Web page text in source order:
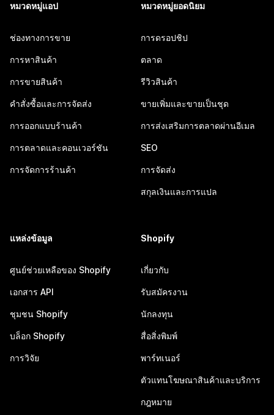
หมวดหมู่แอป
ช่องทางการขาย
การหาสินค้า
การขายสินค้า
คำสั่งซื้อและการจัดส่ง
การออกแบบร้านค้า
การตลาดและคอนเวอร์ชัน
การจัดการร้านค้า
หมวดหมู่ยอดนิยม
การดรอปชิป
ตลาด
รีวิวสินค้า
ขายเพิ่มและขายเป็นชุด
การส่งเสริมการตลาดผ่านอีเมล
SEO
การจัดส่ง
สกุลเงินและการแปล
แหล่งข้อมูล
ศูนย์ช่วยเหลือของ Shopify
เอกสาร API
ชุมชน Shopify
บล็อก Shopify
การวิจัย
Shopify
เกี่ยวกับ
รับสมัครงาน
นักลงทุน
สื่อสิ่งพิมพ์
พาร์ทเนอร์
ตัวแทนโฆษณาสินค้าและบริการ
กฎหมาย